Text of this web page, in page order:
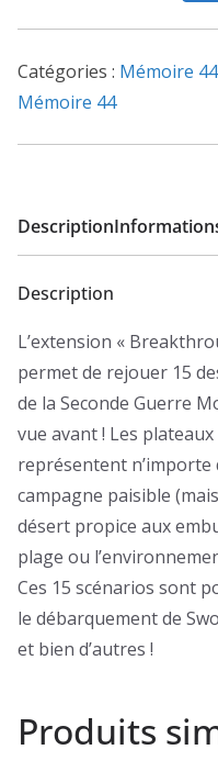
44
Breakthrough
Catégories : Mémoire 44
Mémoire 44
Description
Description
L’extension «
permet de rejouer 15
de la Seconde Guerre
vue avant ! Les
représentent n’importe
campagne paisible
désert propice aux
plage ou
Ces 15 scénarios sont
le débarquement de
et bien d’autres !
Produits